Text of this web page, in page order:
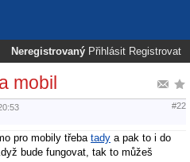
Neregistrovaný Přihlásit Registrovat
mobil
#22
pro mobily třeba tady a pak to i do
bude fungovat, tak to můžeš